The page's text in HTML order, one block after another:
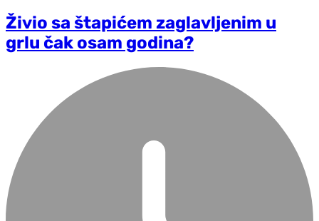
Živio sa štapićem zaglavljenim u
grlu čak osam godina?